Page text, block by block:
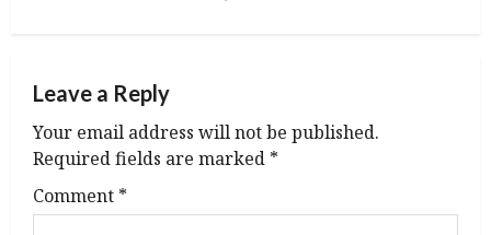
a
v
i
Leave a Reply
Your email address will not be published.
Required fields are marked *
Comment *